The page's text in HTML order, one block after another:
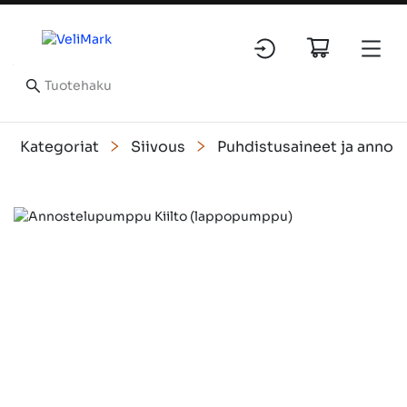
Kategoriat Siivous Puhdistusaineet ja
Slide 1 of 1